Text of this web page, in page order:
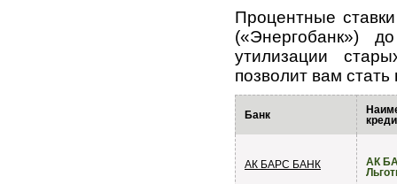
Процентные
(«Энергобанк»)
утилизации
позволит вам
Банк
АК БАРС БАНК
АК